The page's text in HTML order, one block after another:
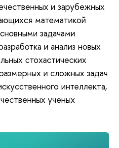
и зарубежных
математикой
задачами
и анализ новых
стохастических
и сложных задач
интеллекта,
ученых